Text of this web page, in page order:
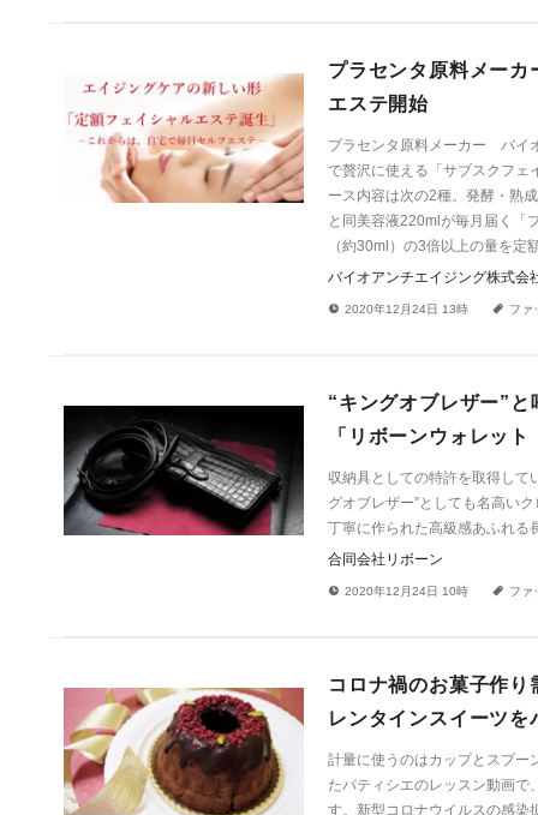
プラセンタ原料メー
エステ開始
プラセンタ原料メーカー バイ
で贅沢に使える「サブスクフェ
ース内容は次の2種。発酵・熟
と同美容液220mlが毎月届く「
（約30ml）の3倍以上の量を
バイオアンチエイジング株式会
! 2020年12月24日 13時 a ファ
“キングオブレザー”
「リボーンウォレッ
収納具としての特許を取得して
グオブレザー”としても名高い
丁寧に作られた高級感あふれる
合同会社リボーン
! 2020年12月24日 10時 a ファ
コロナ禍のお菓子作
レンタインスイーツ
計量に使うのはカップとスプー
たパティシエのレッスン動画で
す。新型コロナウイルスの感染